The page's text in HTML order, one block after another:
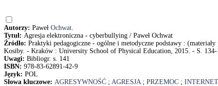
Autorzy: Paweł Ochwat.
Tytuł: Agresja elektroniczna - cyberbullying / Paweł Ochwat
Źródło: Praktyki pedagogiczne - ogólne i metodyczne podstawy :
Kosiby. - Kraków : University School of Physical Education, 2015. - S.
Uwagi: Bibliogr. s. 141
ISBN: 978-83-62891-42-9
Język: POL
Słowa kluczowe: AGRESYWNOŚĆ ; AGRESJA; PRZEMOC ; INTERNET